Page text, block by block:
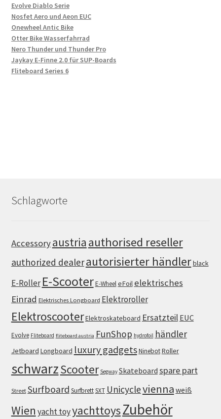
Evolve Diablo Serie
Nosfet Aero und Aeon EUC
Onewheel Antic Bike
Otter Bike Wasserfahrrad
Nero Thunder und Thunder Pro
Jaykay E-Finne 2.0 für SUP-Boards
Fliteboard Series 6
Schlagworte
Accessoryaustria authorised reseller
authorized dealerautorisierter händlerblack
E-Roller E-ScooterE-WheeleFoil elektrisches
Einrad Elektrisches Longboard Elektroroller
ElektroscooterElektroskateboard Ersatzteil EUC
Evolve Fliteboard fliteboard austria FunShop hydrofoil händler
Jetboard Longboard luxury gadgetsNinebotRoller
schwarzScooter Segway Skateboard spare part
Street Surfboard SurfbrettSXT Unicyclevienna weiß
Wien yacht toyyachttoysZubehör